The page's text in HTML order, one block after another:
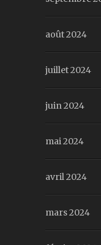
août 2024
juillet 2024
juin 2024
mai 2024
avril 2024
mars 2024